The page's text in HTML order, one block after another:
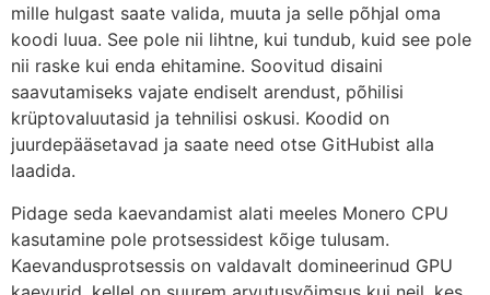
mille hulgast saate valida, muuta ja selle põhjal oma
koodi luua. See pole nii lihtne, kui tundub, kuid see pole
nii raske kui enda ehitamine. Soovitud disaini
saavutamiseks vajate endiselt arendust, põhilisi
krüptovaluutasid ja tehnilisi oskusi. Koodid on
juurdepääsetavad ja saate need otse GitHubist alla
laadida.
Pidage seda kaevandamist alati meeles Monero CPU
kasutamine pole protsessidest kõige tulusam.
Kaevandusprotsessis on valdavalt domineerinud GPU